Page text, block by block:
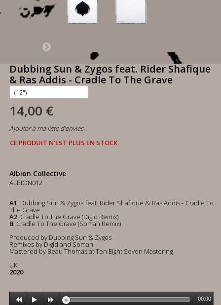
Dubbing Sun & Zygos feat. Rider Shafique
& Ras Addis - Cradle To The Grave
14,00 €
Ajouter à ma liste d'envies
CE PRODUIT N'EST PLUS EN STOCK
Albion Collective
ALBION012
A1: Dubbing Sun & Zygos ‎feat. Rider Shafique & Ras Addis - Cradle To
The Grave
A2: Cradle To The Grave (Digid Remix)
B: Cradle To The Grave (Somah Remix)
Produced by Dubbing Sun & Zygos
Remixes by Digid and Somah
Mastered by Beau Thomas at Ten Eight Seven Mastering
UK
2020
00:00